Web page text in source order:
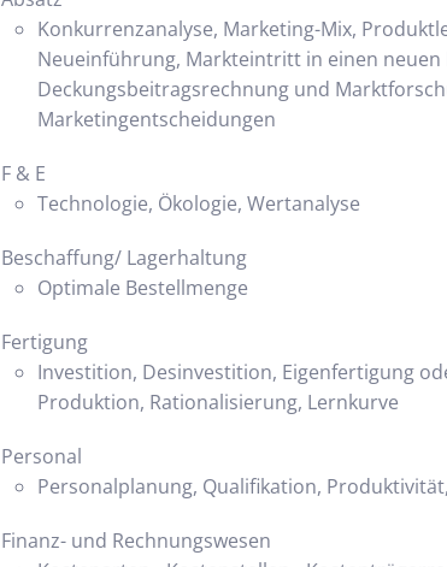
Konkurrenzanalyse, Marketing-Mix,
Neueinführung, Markteintritt in einen
Deckungsbeitragsrechnung und
Marketingentscheidungen
F & E
Technologie, Ökologie, Wertanalyse
Beschaffung/ Lagerhaltung
Optimale Bestellmenge
Fertigung
Investition, Desinvestition, Eigenfertigung
Produktion, Rationalisierung, Lernkurve
Personal
Personalplanung, Qualifikation,
Finanz- und Rechnungswesen